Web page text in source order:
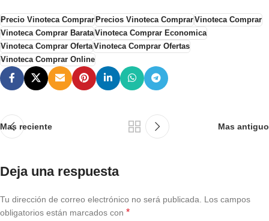
Precio Vinoteca ComprarPrecios Vinoteca ComprarVinoteca Comprar
Vinoteca Comprar BarataVinoteca Comprar Economica
Vinoteca Comprar OfertaVinoteca Comprar Ofertas
Vinoteca Comprar Online
Mas reciente Mas antiguo
Deja una respuesta
Tu dirección de correo electrónico no será publicada.
Los campos
obligatorios están marcados con *